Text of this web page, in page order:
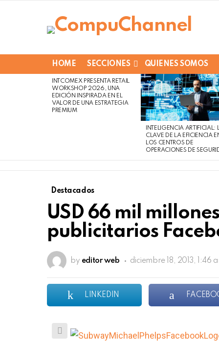
HOME SECCIONES QUIENES SOMOS
LATEST
STORIES
INTCOMEX PRESENTA RETAIL
WORKSHOP 2026, UNA
EDICIÓN INSPIRADA EN EL
VALOR DE UNA ESTRATEGIA
PREMIUM
INTELIGENCIA ARTIFICIAL:
CLAVE DE LA EFICIENCIA
LOS CENTROS DE
OPERACIONES DE
Destacados
USD 66 mil
publicitarios
by editor web diciembre 18, 2013, 1:46
LINKEDIN